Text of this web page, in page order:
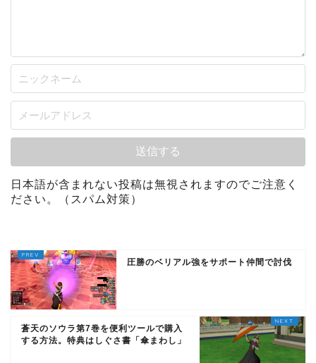
日本語が含まれない投稿は無視されますのでご注意く
ださい。（スパム対策）
圧勝のベリアル強をサポート仲間で討伐
蒼天のソウラ第7巻を便利ツールで購入
する方法。特典はしぐさ書「傘まわし」